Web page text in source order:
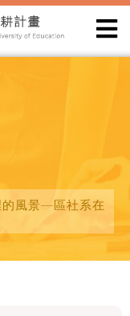
風景—區社系在